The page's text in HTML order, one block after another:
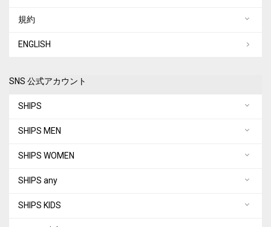
規約
ENGLISH
SNS 公式アカウント
SHIPS
SHIPS MEN
SHIPS WOMEN
SHIPS any
SHIPS KIDS